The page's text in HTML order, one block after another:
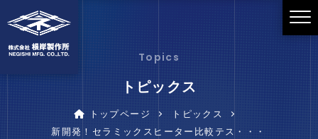
Topics
トピックス
トップページ
トピックス
新開発！セラミックスヒーター比較テス・・・